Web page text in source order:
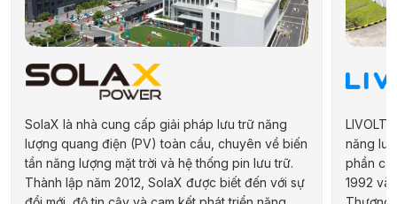
SolaX là nhà cung cấp giải pháp lưu trữ năng
lượng quang điện (PV) toàn cầu, chuyên về biến
tần năng lượng mặt trời và hệ thống pin lưu trữ.
Thành lập năm 2012, SolaX được biết đến với sự
năng
phần
1992 và